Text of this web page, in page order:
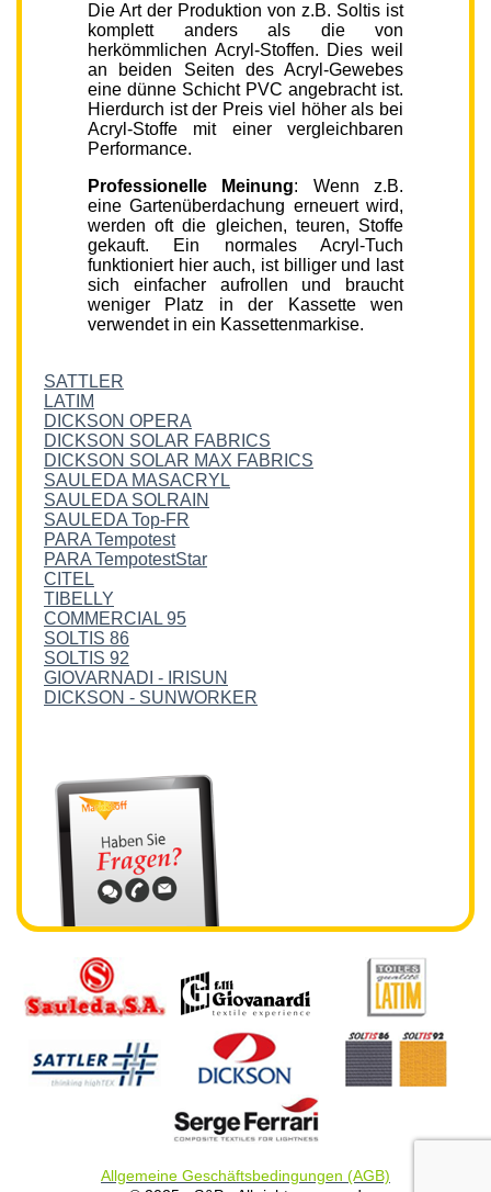
Die Art der Produktion von z.B. Soltis ist
komplett anders als die von
herkömmlichen Acryl-Stoffen. Dies weil
an beiden Seiten des Acryl-Gewebes
eine dünne Schicht PVC angebracht ist.
Hierdurch ist der Preis viel höher als bei
Acryl-Stoffe mit einer vergleichbaren
Performance.
Professionelle Meinung: Wenn z.B.
eine Gartenüberdachung erneuert wird,
werden oft die gleichen, teuren, Stoffe
gekauft. Ein normales Acryl-Tuch
funktioniert hier auch, ist billiger und last
sich einfacher aufrollen und braucht
weniger Platz in der Kassette wen
verwendet in ein Kassettenmarkise.
SATTLER
LATIM
DICKSON OPERA
DICKSON SOLAR FABRICS
DICKSON SOLAR MAX FABRICS
SAULEDA MASACRYL
SAULEDA SOLRAIN
SAULEDA Top-FR
PARA Tempotest
PARA TempotestStar
CITEL
TIBELLY
COMMERCIAL 95
SOLTIS 86
SOLTIS 92
GIOVARNADI - IRISUN
DICKSON - SUNWORKER
Allgemeine Geschäftsbedingungen (AGB)